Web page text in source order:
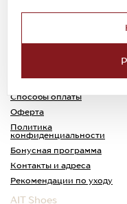
© 2023. AIT Shoes
Все права
Доставка
Способы оплаты
Оферта
Политика
конфиденциальности
Бонусная программа
Контакты и адреса
Рекомендации по уходу
AIT Shoes